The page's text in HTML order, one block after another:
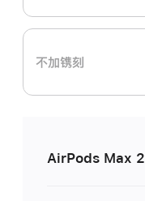
不加镌刻
AirPods Max 2